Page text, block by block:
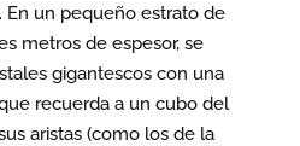
En un pequeño estrato de
metros de espesor, se
gigantescos con una
recuerda a un cubo del
aristas (como los de la